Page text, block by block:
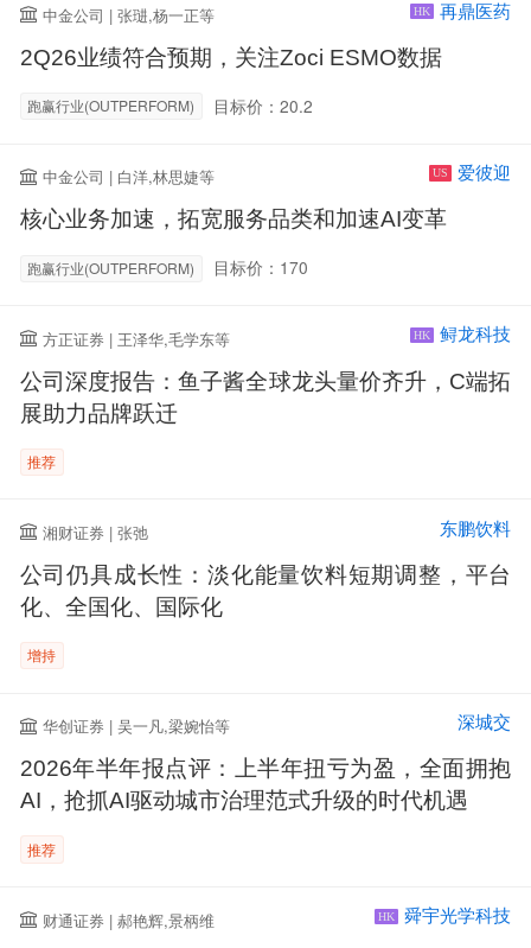
中金公司 | 张琎,杨一正等 HK 再鼎医药
2Q26业绩符合预期，关注Zoci ESMO数据
跑赢行业(OUTPERFORM) 目标价：20.2
中金公司 | 白洋,林思婕等 US 爱彼迎
核心业务加速，拓宽服务品类和加速AI变革
跑赢行业(OUTPERFORM) 目标价：170
方正证券 | 王泽华,毛学东等 HK 鲟龙科技
公司深度报告：鱼子酱全球龙头量价齐升，C端拓
展助力品牌跃迁
推荐
湘财证券 | 张弛 东鹏饮料
公司仍具成长性：淡化能量饮料短期调整，平台
化、全国化、国际化
增持
华创证券 | 吴一凡,梁婉怡等 深城交
2026年半年报点评：上半年扭亏为盈，全面拥抱
AI，抢抓AI驱动城市治理范式升级的时代机遇
推荐
财通证券 | 郝艳辉,景柄维 HK 舜宇光学科技